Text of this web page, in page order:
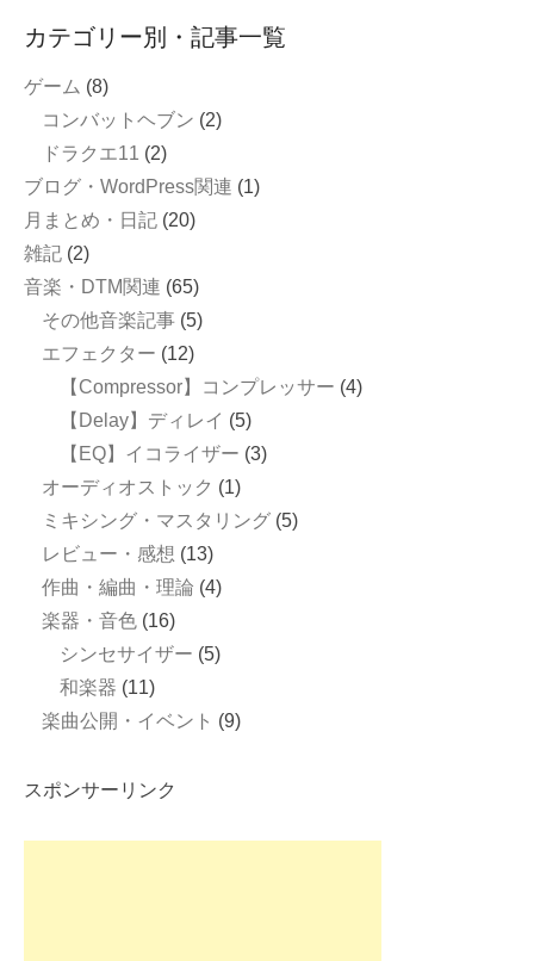
カテゴリー別・記事一覧
ゲーム (8)
コンバットヘブン (2)
ドラクエ11 (2)
ブログ・WordPress関連 (1)
月まとめ・日記 (20)
雑記 (2)
音楽・DTM関連 (65)
その他音楽記事 (5)
エフェクター (12)
【Compressor】コンプレッサー (4)
【Delay】ディレイ (5)
【EQ】イコライザー (3)
オーディオストック (1)
ミキシング・マスタリング (5)
レビュー・感想 (13)
作曲・編曲・理論 (4)
楽器・音色 (16)
シンセサイザー (5)
和楽器 (11)
楽曲公開・イベント (9)
スポンサーリンク